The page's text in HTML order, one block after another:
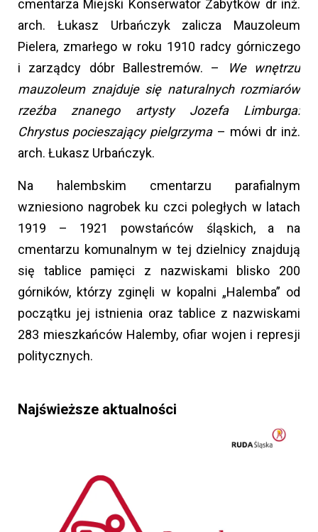
cmentarza Miejski Konserwator Zabytków dr inż.
arch. Łukasz Urbańczyk zalicza Mauzoleum
Pielera, zmarłego w roku 1910 radcy górniczego
i zarządcy dóbr Ballestremów. –
We wnętrzu
mauzoleum znajduje się naturalnych rozmiarów
rzeźba znanego artysty Jozefa Limburga:
Chrystus pocieszający pielgrzyma– mówi dr inż.
arch. Łukasz Urbańczyk.
Na halembskim cmentarzu parafialnym
wzniesiono nagrobek ku czci poległych w latach
1919 – 1921 powstańców śląskich, a na
cmentarzu komunalnym w tej dzielnicy znajdują
się tablice pamięci z nazwiskami blisko 200
górników, którzy zginęli w kopalni „Halemba” od
początku jej istnienia oraz tablice z nazwiskami
283 mieszkańców Halemby, ofiar wojen i represji
politycznych.
Najświeższe aktualności